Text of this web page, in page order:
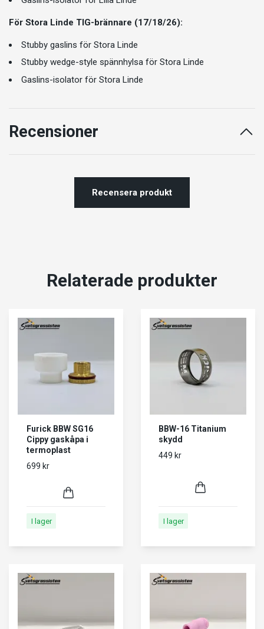
För Stora Linde TIG-brännare (17/18/26):
Stubby gaslins för Stora Linde
Stubby wedge-style spännhylsa för Stora Linde
Gaslins-isolator för Stora Linde
Recensioner
Recensera produkt
Relaterade produkter
Furick BBW SG16
Cippy gaskåpa i
termoplast
699 kr
I lager
BBW-16 Titanium
skydd
449 kr
I lager